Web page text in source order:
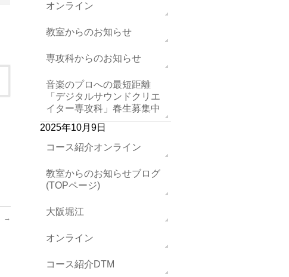
→
オンライン
教室からのお知らせ
専攻科からのお知らせ
音楽のプロへの最短距離
「デジタルサウンドクリエ
イター専攻科」春生募集中
2025年10月9日
コース紹介オンライン
教室からのお知らせブログ
(TOPページ)
大阪堀江
オンライン
コース紹介DTM